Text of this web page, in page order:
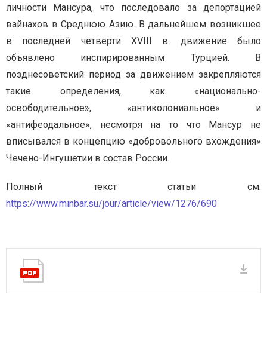
личности Мансура, что последовало за депортацией
вайнахов в Среднюю Азию. В дальнейшем возникшее
в последней четверти XVIII в. движение было
объявлено инспирированным Турцией. В
позднесоветский период за движением закрепляются
такие определения, как «национально-
освободительное», «антиколониальное» и
«антифеодальное», несмотря на то что Мансур не
вписывался в концепцию «добровольного вхождения»
Чечено-Ингушетии в состав России.
Полный текст статьи см.
https://www.minbar.su/jour/article/view/1276/690